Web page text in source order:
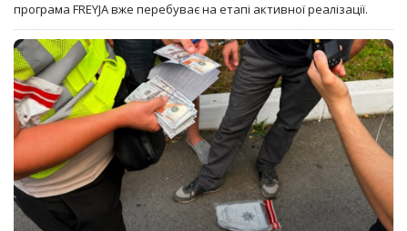
програма FREYJA вже перебуває на етапі активної реалізації.